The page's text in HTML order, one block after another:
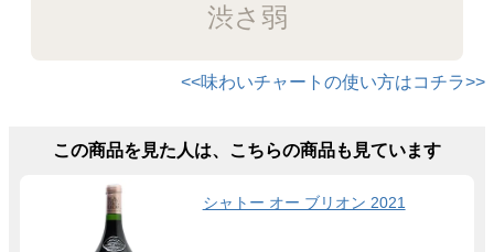
渋さ弱
<<味わいチャートの使い方はコチラ>>
この商品を見た人は、こちらの商品も見ています
シャトー オー ブリオン 2021